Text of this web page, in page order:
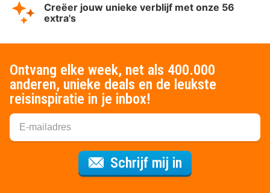
Creëer jouw unieke verblijf met onze 56
extra's
Ontvang elke week, net als 400.000
anderen, unieke deals en de leukste
reisinspiratie in je inbox!
Schrijf mij in